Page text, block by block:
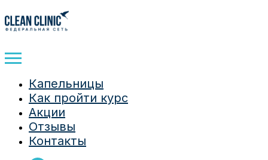
Капельницы
Как пройти курс
Акции
Отзывы
Контакты